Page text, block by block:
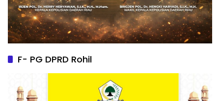
F- PG DPRD Rohil